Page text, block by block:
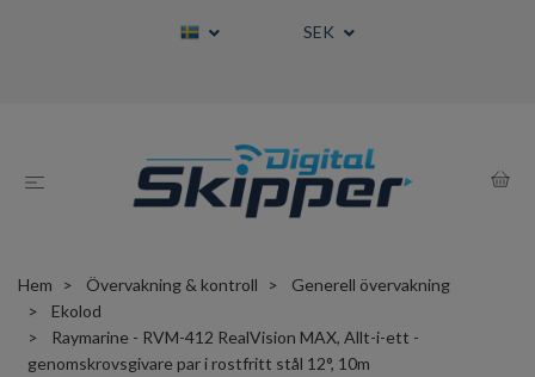
SEK
Hem Övervakning & kontroll
Generell övervakning
Ekolod
Raymarine - RVM-412 RealVision MAX, Allt-i-ett -
genomskrovsgivare par i rostfritt stål 12°, 10m